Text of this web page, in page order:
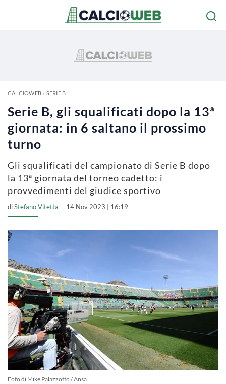
CALCIOWEB» SERIE B
Serie B, gli squalificati dopo la 13ª
giornata: in 6 saltano il prossimo
turno
Gli squalificati del campionato di Serie B dopo
la 13ª giornata del torneo cadetto: i
provvedimenti del giudice sportivo
diStefano Vitetta 14 Nov 2023 | 16:19
Foto di Mike Palazzotto / Ansa